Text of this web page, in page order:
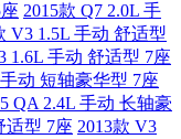
2015款 Q7 2.0L 手
V3 1.5L 手动 舒适型
1.6L 手动 舒适型 7座
动 短轴豪华型 7座
QA 2.4L 手动 长轴豪
适型 7座 2013款 V3